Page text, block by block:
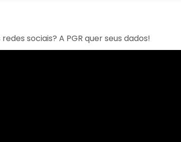
sociais? A PGR quer seus dados!